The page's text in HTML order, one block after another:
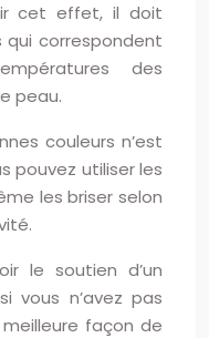
cet effet, il doit
qui correspondent
des
peau.
couleurs n’est
pouvez utiliser les
les briser selon
le soutien d’un
vous n’avez pas
façon de